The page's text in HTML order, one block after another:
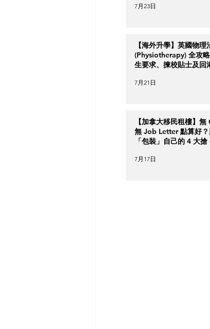
7月23日
【海外升學】英國物理
(Physiotherapy) 全攻
生要求、揀校貼士及回
7月21日
【加拿大移民租樓】
無 Job Letter 點算好
「包裝」自己的 4 大
7月17日